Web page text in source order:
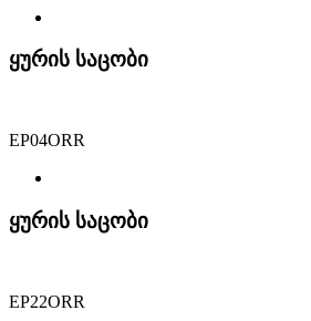
ყურის საცობი
EP04ORR
ყურის საცობი
EP22ORR